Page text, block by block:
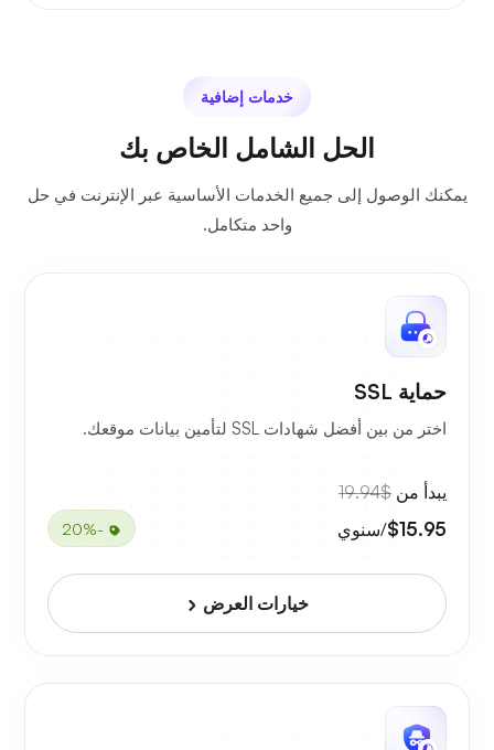
خدمات إضافية
الحل الشامل الخاص بك
يمكنك الوصول إلى جميع الخدمات الأساسية عبر الإنترنت في حل
واحد متكامل.
حماية SSL
اختر من بين أفضل شهادات SSL لتأمين بيانات موقعك.
يبدأ من $19.94
$15.95/سنوي -20%
خيارات العرض